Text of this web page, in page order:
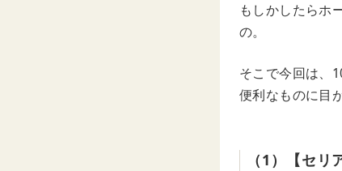
もしかしたらホ
の。
そこで今回は、
便利なものに目
（1）【セ